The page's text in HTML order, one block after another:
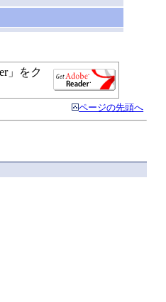
」をク
ページの先頭へ